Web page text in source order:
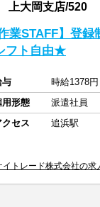
上大岡支店/520
作業STAFF】登
フト自由★
与
時給1378円
用形態
派遣社員
クセス
追浜駅
イトレード株式会社の求